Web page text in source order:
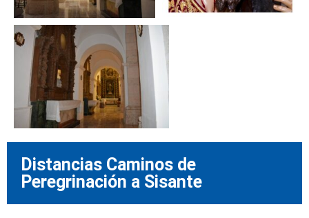
Distancias Caminos de
Peregrinación a Sisante